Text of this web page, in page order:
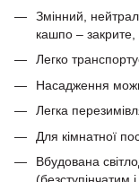
Змінний,
кашпо –
Легко
Насадження
Легка
Для кімнатної
Вбудована